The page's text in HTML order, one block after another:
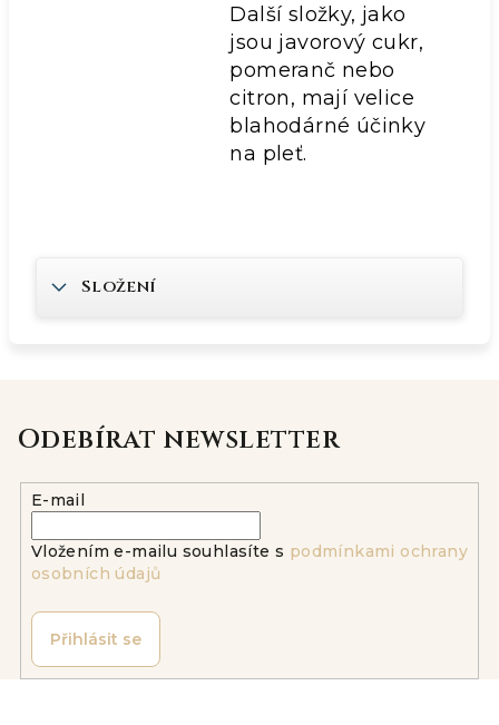
Další složky, jako
jsou javorový cukr,
pomeranč nebo
citron, mají velice
blahodárné účinky
na pleť.
Složení
Odebírat newsletter
E-mail
Vložením e-mailu souhlasíte s podmínkami ochrany
osobních údajů
Přihlásit se